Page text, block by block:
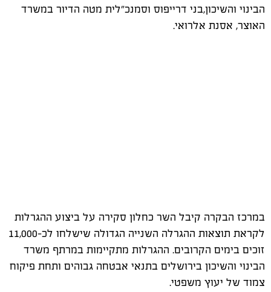
הבינוי והשיכון,בני דרייפוס וסמנכ"לית מטה הדיור במשרד
האוצר, אסנת אלרואי.
במרכז הבקרה קיבל השר כחלון סקירה על ביצוע ההגרלות
לקראת תוצאות ההגרלה השנייה הגדולה שישלחו לכ-11,000
זוכים בימים הקרובים. ההגרלות מתקיימות במרתף משרד
הבינוי והשיכון בירושלים בתנאי אבטחה גבוהים ותחת פיקוח
צמוד של יעוץ משפטי.